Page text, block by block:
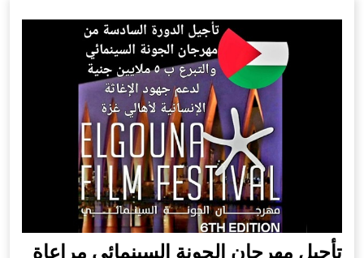
تأجيل مهرجان الجونة السينمائي مراعاة